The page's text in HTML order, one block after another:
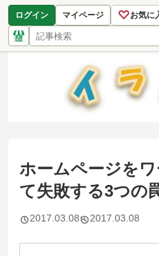
ログイン マイページ ♡お気に
ホームページを
て失敗する3つの
2017.03.08 2017.03.08